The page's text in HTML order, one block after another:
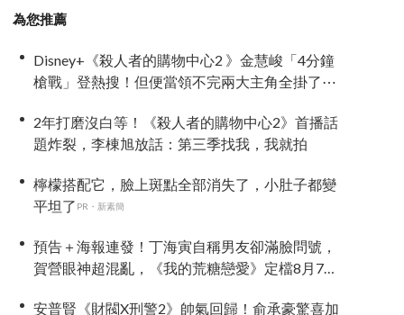
為您推薦
Disney+《殺人者的購物中心2 》金慧峻「4分鐘
槍戰」登熱搜！但便當領不完兩大主角全掛了⋯
2年打磨沒白等！《殺人者的購物中心2》首播話
題炸裂，李棟旭放話：第三季找我，我就拍
檸檬搭配它，臉上斑點全部消失了，小肚子都變
平坦了 PR・新素簡
預告＋海報連發！丁海寅自稱男友卻滿臉問號，
賀營眼神超混亂，《我的荒糖戀愛》定檔8月7
安普賢《財閥X刑警2》帥氣回歸！俞承豪驚喜加